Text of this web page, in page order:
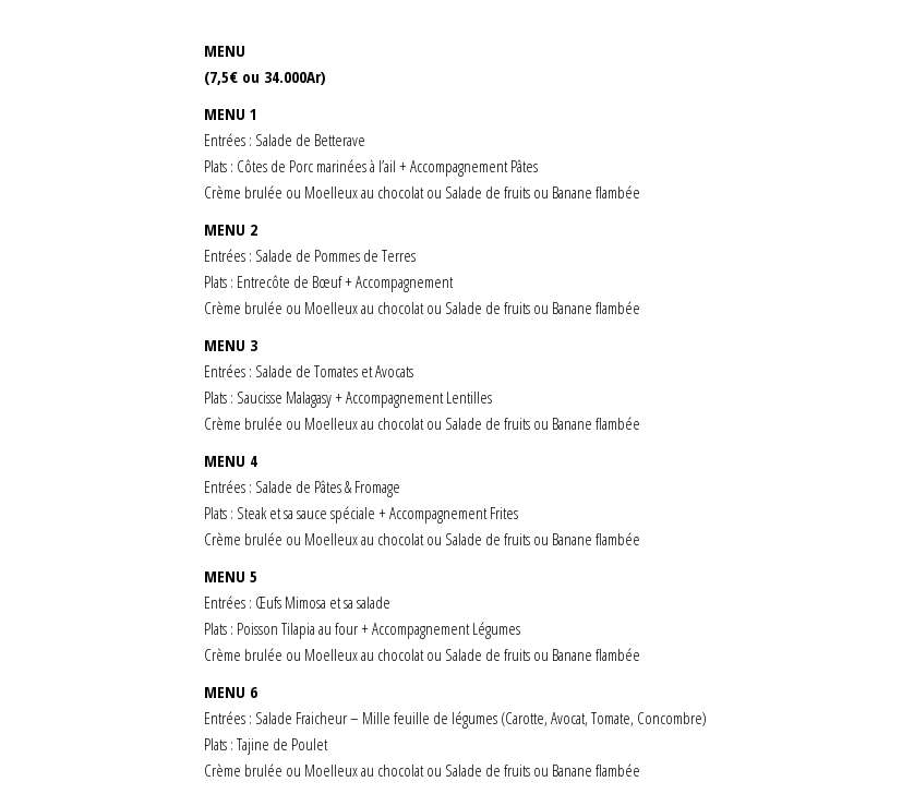
MENU
(7,5€ ou 34.000Ar)
MENU 1
Entrées : Salade de Betterave
Plats : Côtes de Porc marinées à l’ail + Accompagnement Pâtes
Crème brulée ou Moelleux au chocolat ou Salade de fruits ou Banane flambée
MENU 2
Entrées : Salade de Pommes de Terres
Plats : Entrecôte de Bœuf + Accompagnement
Crème brulée ou Moelleux au chocolat ou Salade de fruits ou Banane flambée
MENU 3
Entrées : Salade de Tomates et Avocats
Plats : Saucisse Malagasy + Accompagnement Lentilles
Crème brulée ou Moelleux au chocolat ou Salade de fruits ou Banane flambée
MENU 4
Entrées : Salade de Pâtes & Fromage
Plats : Steak et sa sauce spéciale + Accompagnement Frites
Crème brulée ou Moelleux au chocolat ou Salade de fruits ou Banane flambée
MENU 5
Entrées : Œufs Mimosa et sa salade
Plats : Poisson Tilapia au four + Accompagnement Légumes
Crème brulée ou Moelleux au chocolat ou Salade de fruits ou Banane flambée
MENU 6
Entrées : Salade Fraicheur – Mille feuille de légumes (Carotte, Avocat, Tomate, Concombre)
Plats : Tajine de Poulet
Crème brulée ou Moelleux au chocolat ou Salade de fruits ou Banane flambée